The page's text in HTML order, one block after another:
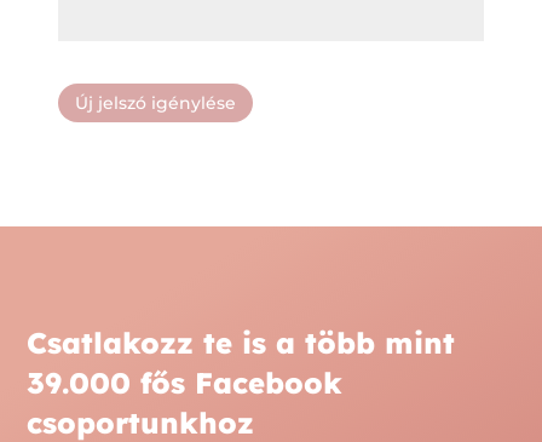
Új jelszó igénylése
Csatlakozz te is a több mint
39.000 fős Facebook
csoportunkhoz